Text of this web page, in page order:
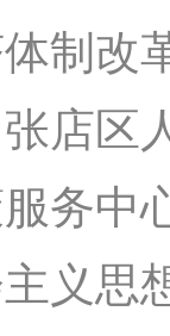
制改
店区
务中
义思